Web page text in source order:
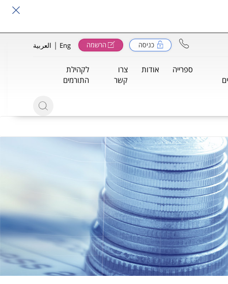
כניסה הרשמה Eng
| العربية
ספרייה אודות
צרו
קשר
לקהילת
התורמים